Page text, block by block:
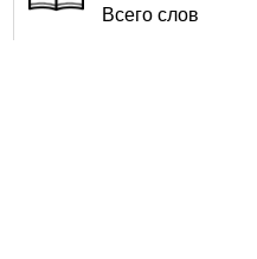
Всего слов